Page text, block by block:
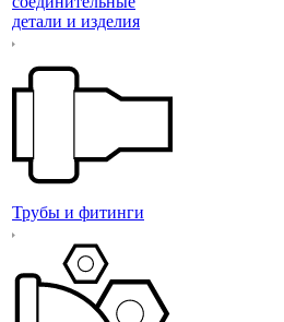
детали и изделия
Трубы и фитинги